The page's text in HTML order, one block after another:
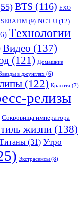
BTS (116) EXO
(9) NCT U (12)
Tехнологии
Видео (137)
(121) Домашние
в джунглях (6)
(122) Красота (7)
релизы
Сокровища императора
жизни (138)
(31) Утро
Экстрасенсы (8)